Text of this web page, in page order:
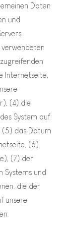
Daten
und
verwendeten
Internetseite,
(4) die
System auf
(5) das Datum
(6)
(7) der
Systems und
die der
unsere